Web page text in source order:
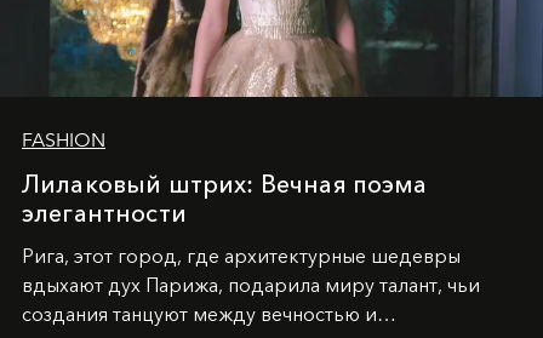
FASHION
Лилаковый штрих: Вечная поэма
элегантности
Рига, этот город, где архитектурные шедевры
вдыхают дух Парижа, подарила миру талант, чьи
создания танцуют между вечностью и